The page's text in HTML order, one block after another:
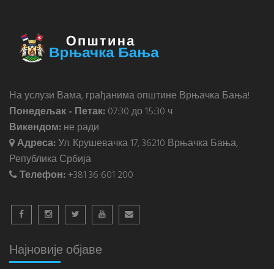
На услузи Вама, грађанима општине Врњачка Бања!
Понедељак - Петак:07:30 до 15:30 ч
Викендом:не ради
Адреса:Ул. Крушевачка 17, 36210 Врњачка Бања,
Република Србија
Телефон:+381 36 601 200
Најновије објаве